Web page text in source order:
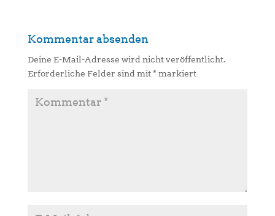
Kommentar absenden
Deine E-Mail-Adresse wird nicht veröffentlicht.
Erforderliche Felder sind mit* markiert